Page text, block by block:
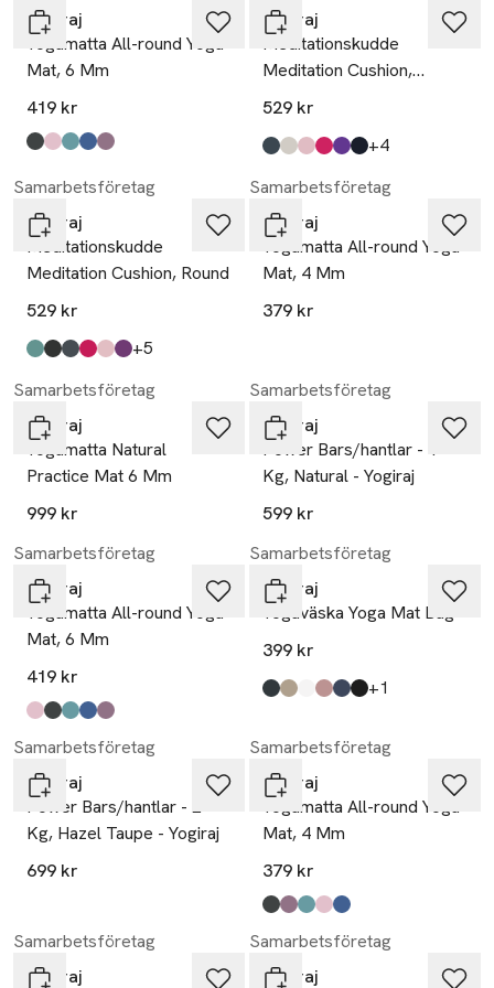
Yogiraj
Yogamatta All-round Yoga
Mat, 6 Mm
419 kr
Produkten finns i färgerna:
midnight black
heather pink
moss green
blueberry blue
mauve purple
Yogiraj
Meditationskudde
Meditation Cushion,
Crescent
529 kr
Produkten finns i färgerna:
graphite grey,
natural,
heather pink,
raspberry red,
lila,
midnight black,
+4till
Samarbetsföretag
Yogiraj
Meditationskudde
Meditation Cushion, Round
529 kr
Produkten finns i färgerna:
grön,
svart,
mörkblå,
röd,
rosa,
mörklila, +5
Samarbetsföretag
Yogiraj
Yogamatta All-round Yoga
Mat, 4 Mm
379 kr
Samarbetsföretag
Yogiraj
Yogamatta Natural
Practice Mat 6 Mm
999 kr
Samarbetsföretag
Yogiraj
Power Bars/hantlar - 1
Kg, Natural - Yogiraj
599 kr
Samarbetsföretag
Yogiraj
Yogamatta All-round Yoga
Mat, 6 Mm
419 kr
Produkten finns i färgerna:
heather pink
midnight black
moss green
blueberry blue
mauve purple
Samarbetsföretag
Yogiraj
Yogaväska Yoga Mat Bag
399 kr
Produkten finns i färgerna:
grå,
beige
offwhite,
rosa,
blå,
svart +1
Samarbetsföretag
Yogiraj
Power Bars/hantlar - 2
Kg, Hazel Taupe - Yogiraj
699 kr
Samarbetsföretag
Yogiraj
Yogamatta All-round Yoga
Mat, 4 Mm
379 kr
Produkten finns i färgerna:
midnight black
mauve purple
moss green
heather pink
blueberry blue
Samarbetsföretag
Yogiraj
Samarbetsföretag
Yogiraj